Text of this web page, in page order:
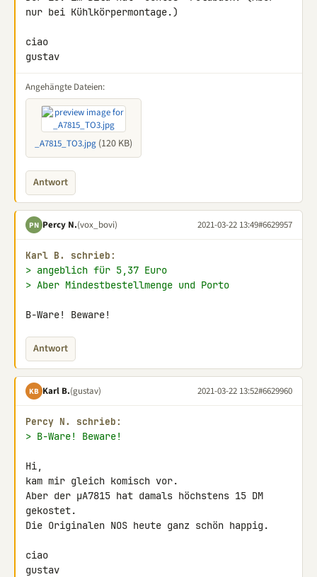
nur bei Kühlkörpermontage.)
ciao
gustav
Angehängte Dateien:
_A7815_TO3.jpg (120 KB)
Antwort
PN Percy N.(vox_bovi) 2021-03-22 13:49#6629957
Karl B. schrieb:
> angeblich für 5,37 Euro
> Aber Mindestbestellmenge und Porto
B-Ware! Beware!
Antwort
KB Karl B.(gustav) 2021-03-22 13:52#6629960
Percy N. schrieb:
> B-Ware! Beware!
Hi,
kam mir gleich komisch vor.
Aber der µA7815 hat damals höchstens 15 DM
gekostet.
Die Originalen NOS heute ganz schön happig.
ciao
gustav